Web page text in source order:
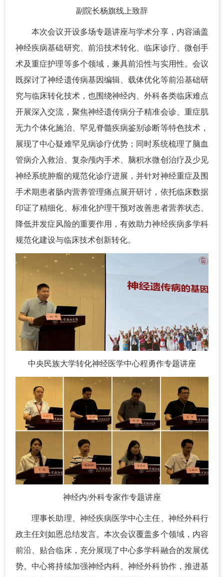
副院长杨旗线上致辞
本次会议开设多场专题讲座与学术分享，内容涵盖
神经疾病基础研究、前沿技术转化、临床诊疗、微创手
术及重症护理等多个领域，兼具前沿性与实用性。会议
既探讨了神经遗传病基因编辑、载体优化等前沿基础研
究与临床转化技术，也围绕神经内、外科各类临床难点
开展深入交流，聚焦神经遗传病分子精准会诊、重症肌
无力个体化施治、罕见脊髓疾病鉴别诊断等特色技术，
展现了中心疑难罕见病诊疗优势；同时系统梳理了脑血
管病介入救治、复杂颅内手术、脑积水微创治疗及少见
神经系统肿瘤的规范化诊疗进展，并针对神经重症及围
手术期患者肠内营养管理痛点展开研讨，依托临床数据
印证了精细化、标准化护理干预对改善患者营养状态、
降低并发症风险的重要作用，有效助力神经疾病多学科
规范化建设与临床技术创新转化。
中央民族大学转化神经医学中心程勇作专题讲座
神经内/外科专家作专题讲座
理事长助理、神经疾病医学中心主任、神经外科行
政主任刘如恩总结发言。本次会议覆盖多个领域，内容
前沿、贴合临床，充分展现了中心多学科融合的发展优
势。中心将持续加强神经内科、神经外科协作，推进基